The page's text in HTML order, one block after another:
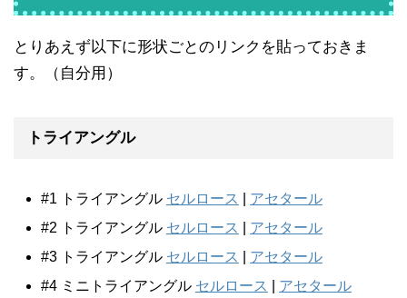
とりあえず以下に形状ごとのリンクを貼っておきま
す。（自分用）
トライアングル
#1 トライアングル セルロース
アセタール
#2 トライアングル セルロース
アセタール
#3 トライアングル セルロース
アセタール
#4 ミニトライアングル セルロース
アセタール